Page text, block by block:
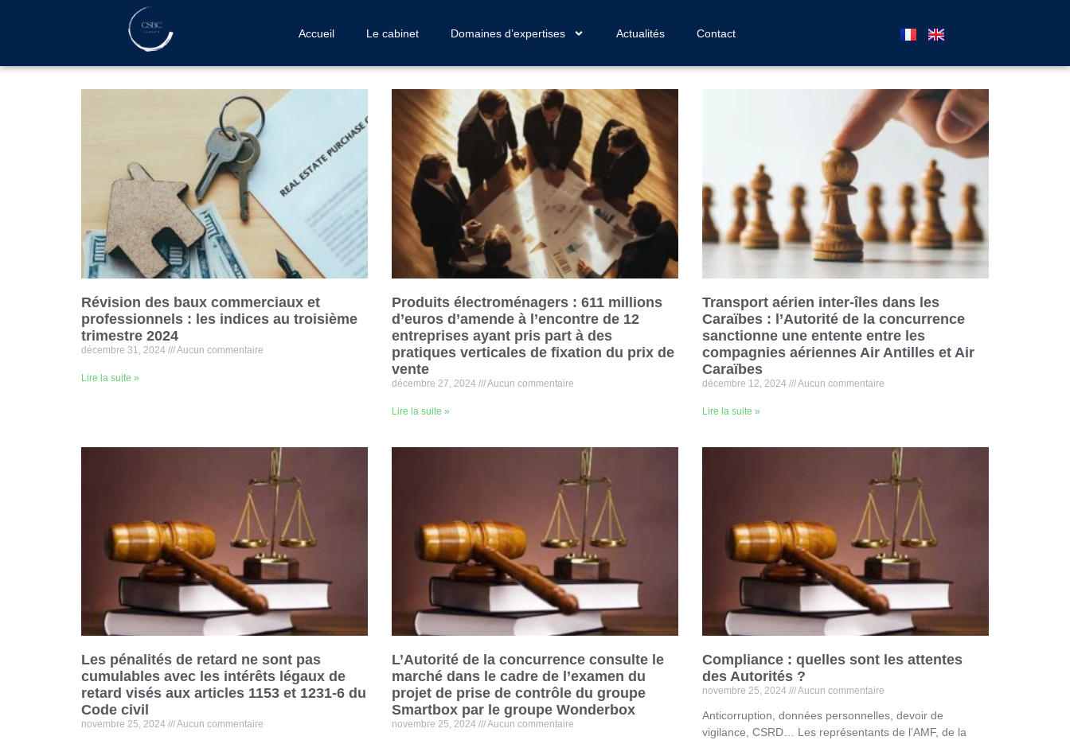
Accueil Le cabinet Domaines d’expertises Actualités Contact
Révision des baux commerciaux et
professionnels : les indices au troisième
trimestre 2024
décembre 31, 2024 Aucun commentaire
Lire la suite »
Produits électroménagers : 611 millions
d’euros d’amende à l’encontre de 12
entreprises ayant pris part à des
pratiques verticales de fixation du prix de
vente
décembre 27, 2024 Aucun commentaire
Lire la suite »
Transport aérien inter-îles dans les
Caraïbes : l’Autorité de la concurrence
sanctionne une entente entre les
compagnies aériennes Air Antilles et Air
Caraïbes
décembre 12, 2024 Aucun commentaire
Lire la suite »
Les pénalités de retard ne sont pas
cumulables avec les intérêts légaux de
retard visés aux articles 1153 et 1231-6 du
Code civil
novembre 25, 2024 Aucun commentaire
L’Autorité de la concurrence consulte le
marché dans le cadre de l’examen du
projet de prise de contrôle du groupe
Smartbox par le groupe Wonderbox
novembre 25, 2024 Aucun commentaire
Compliance : quelles sont les attentes
des Autorités ?
novembre 25, 2024 Aucun commentaire
Anticorruption, données personnelles, devoir de
vigilance, CSRD… Les représentants de l’AMF, de la